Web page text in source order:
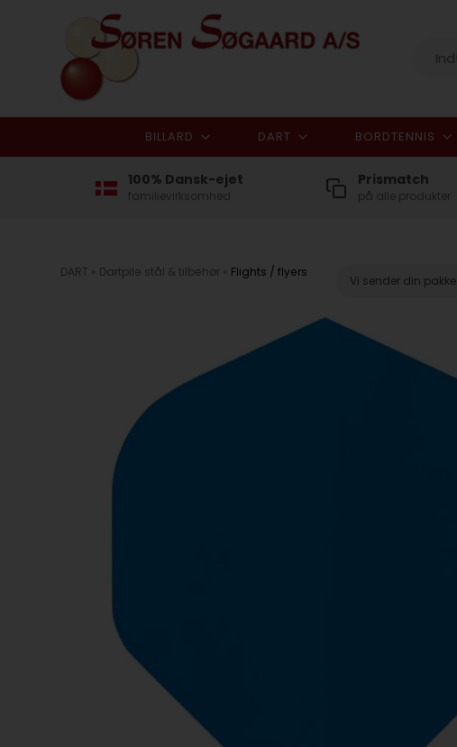
BILLARD DART BORDTENNIS
100% Dansk-ejet
familievirksomhed
Prismatch
på alle produkter
DART » Dartpile stål & tilbehør » Flights / flyers
Vi sender din pakke